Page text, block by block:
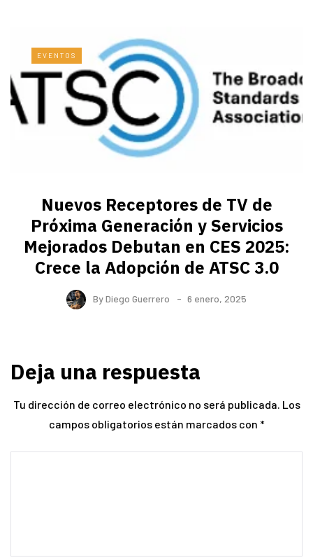
EVENTOS
Nuevos Receptores de TV de
Próxima Generación y Servicios
Mejorados Debutan en CES 2025:
Crece la Adopción de ATSC 3.0
ByDiego Guerrero 6 enero, 2025
Deja una respuesta
Tu dirección de correo electrónico no será publicada. Los
campos obligatorios están marcados con *